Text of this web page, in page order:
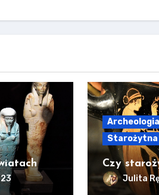
Archeologia
Starożytna
Czy
Julita